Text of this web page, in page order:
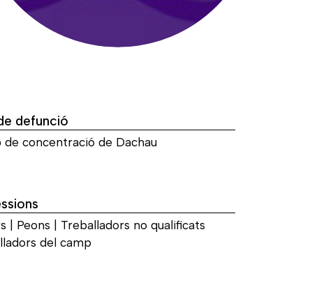
defunció
de concentració de Dachau
| Peons | Treballadors no qualificats
del camp